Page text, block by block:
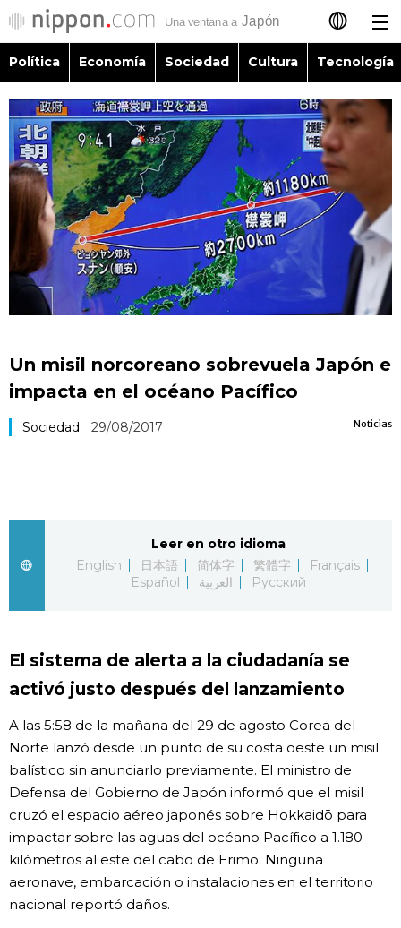
日本語
English
简体字
繁體字
Français
العربية
Política
Economía
Sociedad
Tecnología
Vida
Noticias
Datos de Japón
Fragmentos de Japón
Gente
Blog
official SNS
Política Economía Sociedad Cultura Tecnología
Un misil norcoreano sobrevuela Japón e
impacta en el océano Pacífico
Noticias
Sociedad 29/08/2017
Leer en otro idioma
English
日本語 简体字 繁體字
Français
Español
العربية Русский
El sistema de alerta a la ciudadanía se
activó justo después del lanzamiento
A las 5:58 de la mañana del 29 de agosto Corea del
Norte lanzó desde un punto de su costa oeste un misil
balístico sin anunciarlo previamente. El ministro de
Defensa del Gobierno de Japón informó que el misil
cruzó el espacio aéreo japonés sobre Hokkaidō para
impactar sobre las aguas del océano Pacífico a 1.180
kilómetros al este del cabo de Erimo. Ninguna
aeronave, embarcación o instalaciones en el territorio
nacional reportó daños.